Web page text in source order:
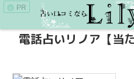
PR
電話占いリノア【当